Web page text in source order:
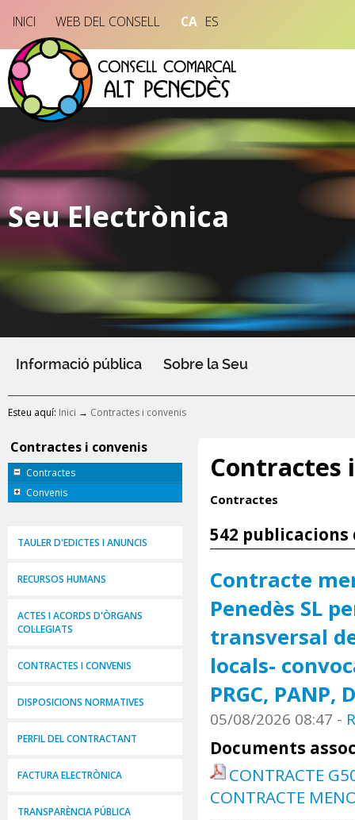
INICI WEB DEL CONSELL CA ES
Seu Electrònica
Informació pública Sobre la Seu
Esteu aquí: Inici → Contractes i convenis
Contractes i convenis
Contractes
Convenis
TAULER D'EDICTES I ANUNCIS
RECURSOS HUMANS
ACTES I ACORDS D'ÒRGANS
COL·LEGIATS
CONTRACTES I CONVENIS
DISPOSICIONS NORMATIVES
PERFIL DEL CONTRACTANT
FACTURA ELECTRÒNICA
TRANSPARÈNCIA PÚBLICA
Contractes
Contractes
542
Contracte
Penedès SL
transversal
locals-
PRGC, PANP,
05/08/2026 08:47 -
Documents
CONTRACTE
CONTRACTE